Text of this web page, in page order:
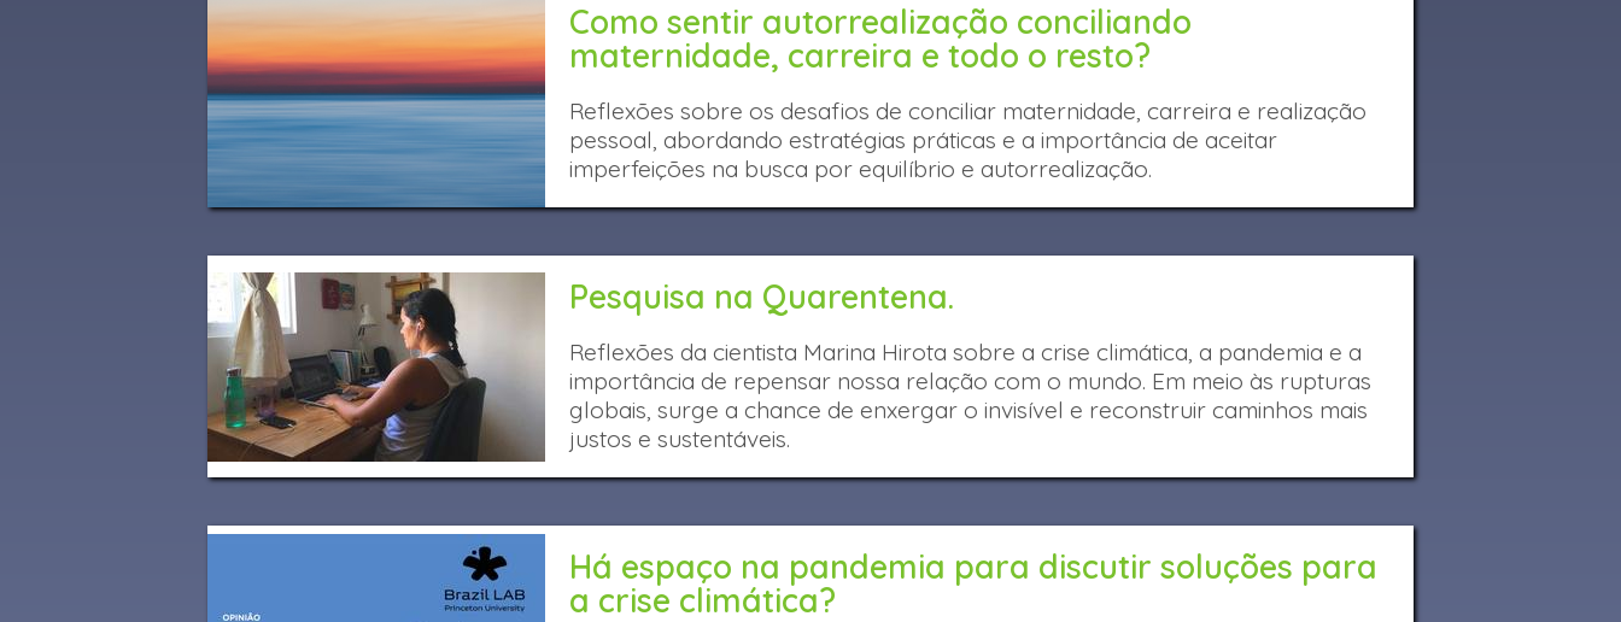
Como sentir autorrealização conciliando
maternidade, carreira e todo o resto?
Reflexões sobre os desafios de conciliar maternidade, carreira e realização
pessoal, abordando estratégias práticas e a importância de aceitar
imperfeições na busca por equilíbrio e autorrealização.
Pesquisa na Quarentena.
Reflexões da cientista Marina Hirota sobre a crise climática, a pandemia e a
importância de repensar nossa relação com o mundo. Em meio às rupturas
globais, surge a chance de enxergar o invisível e reconstruir caminhos mais
justos e sustentáveis.
Há espaço na pandemia para discutir soluções para
a crise climática?